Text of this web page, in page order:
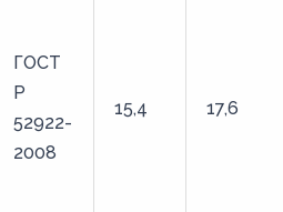
ГОСТ
Р
52922-
2008
15,4 17,6